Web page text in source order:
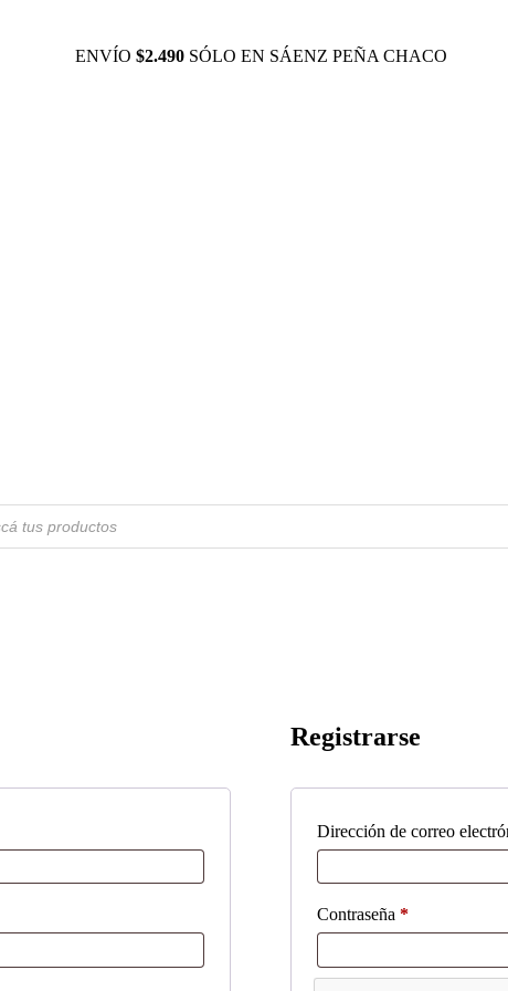
ENVÍO $2.490 SÓLO EN SÁENZ PEÑA CHACO
Registrarse
Dirección de correo
Contraseña *Obligatorio